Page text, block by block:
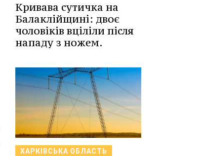
Кривава сутичка на
Балаклійщині: двоє
чоловіків вціліли після
нападу з ножем.
ХАРКІВСЬКА ОБЛАСТЬ